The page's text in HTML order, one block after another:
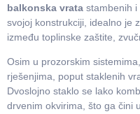
balkonska vrata stambenih i
svojoj konstrukciji, idealno je
između toplinske zaštite,
Osim u prozorskim
rješenjima, poput staklenih
Dvoslojno staklo se lako
drvenim okvirima, što ga čini